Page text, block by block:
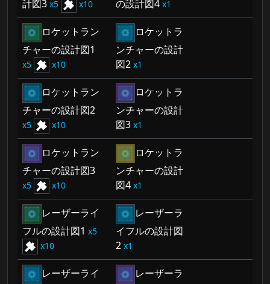
計図3 5 10 の設計図4 1
ロケットラン
チャーの設計図1
5 10
ロケットラ
ンチャーの設計
図2
1
ロケットラン
チャーの設計図2
5 10
ロケットラ
ンチャーの設計
図3
1
ロケットラン
チャーの設計図3
5 10
ロケットラ
ンチャーの設計
図4
1
レーザーライ
フルの設計図1
5
10
レーザーラ
イフルの設計図
2
1
レーザーライ
レーザーラ